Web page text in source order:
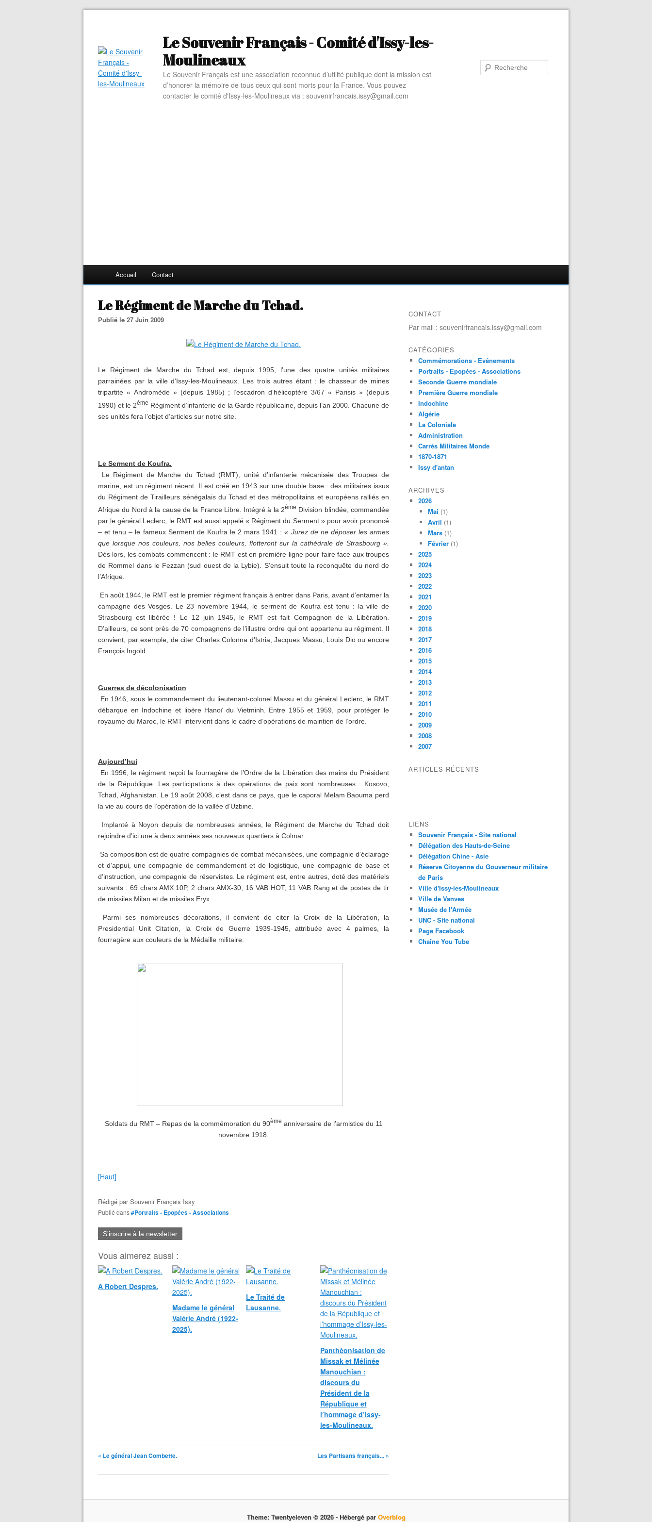
Le Souvenir Français - Comité d'Issy-les-
Moulineaux
Le Souvenir Français est une association reconnue d’utilité publique dont la mission est
d’honorer la mémoire de tous ceux qui sont morts pour la France. Vous pouvez
contacter le comité d'Issy-les-Moulineaux via : souvenirfrancais.issy@gmail.com
Accueil Contact
Le Régiment de Marche du Tchad.
Publié le 27 Juin 2009
Le Régiment de Marche du Tchad est, depuis 1995, l’une des quatre unités militaires
parrainées par la ville d’Issy-les-Moulineaux. Les trois autres étant : le chasseur de mines
tripartite « Andromède » (depuis 1985) ; l’escadron d’hélicoptère 3/67 « Parisis » (depuis
1990) et le 2ème Régiment d’infanterie de la Garde républicaine, depuis l’an 2000. Chacune de
ses unités fera l’objet d’articles sur notre site.
Le Serment de Koufra.
Le Régiment de Marche du Tchad (RMT), unité d’infanterie mécanisée des Troupes de
marine, est un régiment récent. Il est créé en 1943 sur une double base : des militaires issus
du Régiment de Tirailleurs sénégalais du Tchad et des métropolitains et européens ralliés en
Afrique du Nord à la cause de la France Libre. Intégré à la 2ème Division blindée, commandée
par le général Leclerc, le RMT est aussi appelé « Régiment du Serment » pour avoir prononcé
– et tenu – le fameux Serment de Koufra le 2 mars 1941 :« Jurez de ne déposer les armes
que lorsque nos couleurs, nos belles couleurs, flotteront sur la cathédrale de Strasbourg ».
Dès lors, les combats commencent : le RMT est en première ligne pour faire face aux troupes
de Rommel dans le Fezzan (sud ouest de la Lybie). S’ensuit toute la reconquête du nord de
l’Afrique.
En août 1944, le RMT est le premier régiment français à entrer dans Paris, avant d’entamer la
campagne des Vosges. Le 23 novembre 1944, le serment de Koufra est tenu : la ville de
Strasbourg est libérée ! Le 12 juin 1945, le RMT est fait Compagnon de la Libération.
D’ailleurs, ce sont près de 70 compagnons de l’illustre ordre qui ont appartenu au régiment. Il
convient, par exemple, de citer Charles Colonna d’Istria, Jacques Massu, Louis Dio ou encore
François Ingold.
Guerres de décolonisation
En 1946, sous le commandement du lieutenant-colonel Massu et du général Leclerc, le RMT
débarque en Indochine et libère Hanoï du Vietminh. Entre 1955 et 1959, pour protéger le
royaume du Maroc, le RMT intervient dans le cadre d’opérations de maintien de l’ordre.
Aujourd’hui
En 1996, le régiment reçoit la fourragère de l’Ordre de la Libération des mains du Président
de la République. Les participations à des opérations de paix sont nombreuses : Kosovo,
Tchad, Afghanistan. Le 19 août 2008, c’est dans ce pays, que le caporal Melam Baouma perd
la vie au cours de l’opération de la vallée d’Uzbine.
Implanté à Noyon depuis de nombreuses années, le Régiment de Marche du Tchad doit
rejoindre d’ici une à deux années ses nouveaux quartiers à Colmar.
Sa composition est de quatre compagnies de combat mécanisées, une compagnie d’éclairage
et d’appui, une compagnie de commandement et de logistique, une compagnie de base et
d’instruction, une compagnie de réservistes. Le régiment est, entre autres, doté des matériels
suivants : 69 chars AMX 10P, 2 chars AMX-30, 16 VAB HOT, 11 VAB Rang et de postes de tir
de missiles Milan et de missiles Eryx.
Parmi ses nombreuses décorations, il convient de citer la Croix de la Libération, la
Presidential Unit Citation, la Croix de Guerre 1939-1945, attribuée avec 4 palmes, la
fourragère aux couleurs de la Médaille militaire.
Soldats du RMT – Repas de la commémoration du 90ème anniversaire de l’armistice du 11
novembre 1918.
[Haut]
Rédigé parSouvenir Français Issy
Publié dans#Portraits - Epopées - Associations
S'inscrire à la newsletter
Vous aimerez aussi :
A Robert Despres.
Madame le général
Valérie André (1922-
2025).
Le Traité de
Lausanne.
Panthéonisation de
Missak et Mélinée
Manouchian :
discours du
Président de la
République et
l’hommage d’Issy-
les-Moulineaux.
« Le général Jean Combette. Les Partisans français... »
CONTACT
Par mail : souvenirfrancais.issy@gmail.com
CATÉGORIES
Commémorations - Evénements
Portraits - Epopées - Associations
Seconde Guerre mondiale
Première Guerre mondiale
Indochine
Algérie
La Coloniale
Administration
Carrés Militaires Monde
1870-1871
Issy d'antan
ARCHIVES
2026
Mai (1)
Avril (1)
Mars (1)
Février (1)
2025
2024
2023
2022
2021
2020
2019
2018
2017
2016
2015
2014
2013
2012
2011
2010
2009
2008
2007
ARTICLES RÉCENTS
LIENS
Souvenir Français - Site national
Délégation des Hauts-de-Seine
Délégation Chine - Asie
Réserve Citoyenne du Gouverneur militaire
de Paris
Ville d'Issy-les-Moulineaux
Ville de Vanves
Musée de l'Armée
UNC - Site national
Page Facebook
Chaîne You Tube
Theme: Twentyeleven © 2026 - Hébergé par Overblog